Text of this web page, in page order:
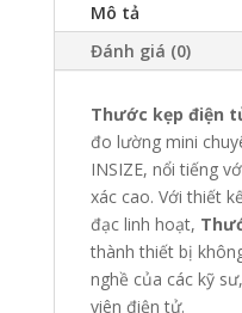
Mô tả
Đánh giá (0)
Thước kẹp điện
đo lường mini
INSIZE, nổi tiếng
xác cao. Với thiết
đạc linh hoạt,
thành thiết bị
nghề của các kỹ
viên điện tử.